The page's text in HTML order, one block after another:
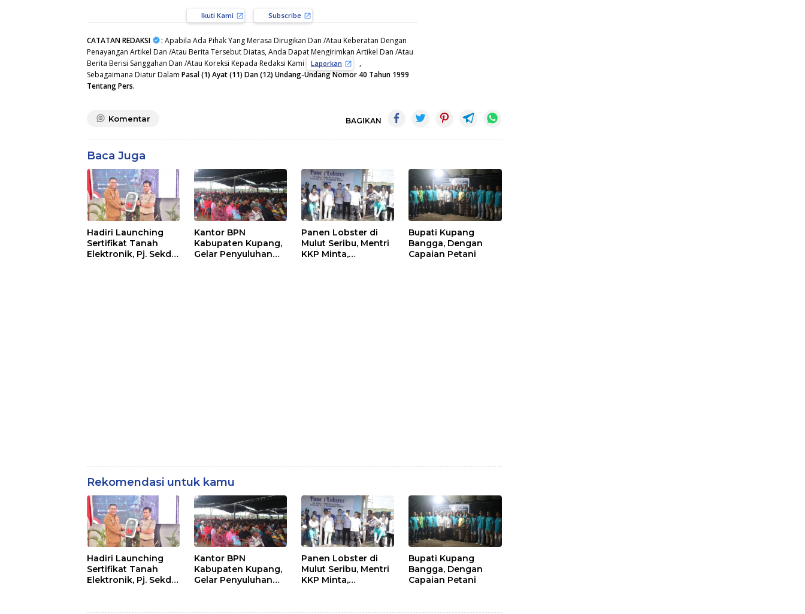
Ikuti Kami Subscribe
CATATAN REDAKSI : Apabila Ada Pihak Yang Merasa Dirugikan Dan /Atau Keberatan Dengan
Penayangan Artikel Dan /Atau Berita Tersebut Diatas, Anda Dapat Mengirimkan Artikel Dan /Atau
Berita Berisi Sanggahan Dan /Atau Koreksi Kepada Redaksi Kami
Laporkan
,
Sebagaimana Diatur Dalam Pasal (1) Ayat (11) Dan (12) Undang-Undang Nomor 40 Tahun 1999
Tentang Pers.
Komentar BAGIKAN
Baca Juga
Hadiri Launching
Sertifikat Tanah
Elektronik, Pj. Sekda
Kantor BPN
Kabupaten Kupang,
Gelar Penyuluhan
Panen Lobster di
Mulut Seribu, Mentri
KKP Minta,
Bupati Kupang
Bangga, Dengan
Capaian Petani
Rekomendasi untuk kamu
Hadiri Launching
Sertifikat Tanah
Elektronik, Pj. Sekda
Kantor BPN
Kabupaten Kupang,
Gelar Penyuluhan
Panen Lobster di
Mulut Seribu, Mentri
KKP Minta,
Bupati Kupang
Bangga, Dengan
Capaian Petani